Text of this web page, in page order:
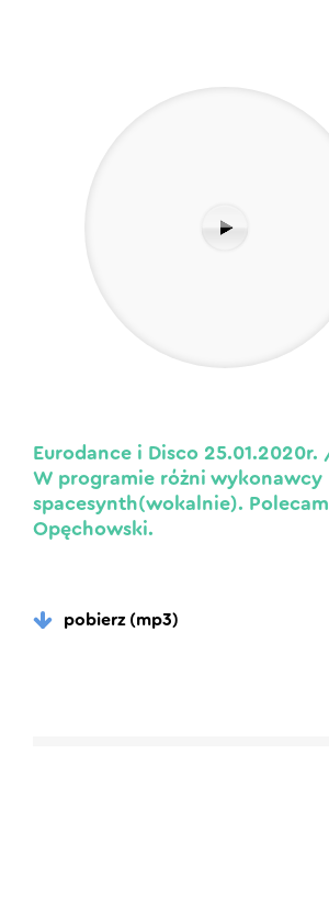
Eurodance i Disco
W programie różni wykonawcy
spacesynth(wokalnie).
Opęchowski.
pobierz (mp3)